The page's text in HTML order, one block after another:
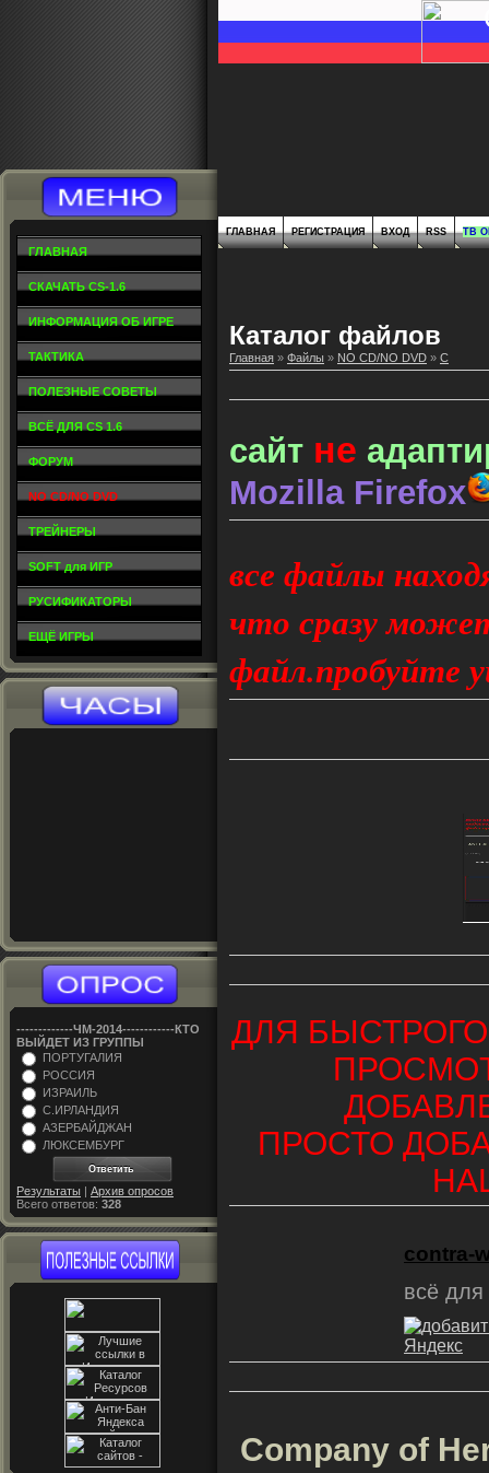
ГЛАВНАЯ
СКАЧАТЬ CS-1.6
ИНФОРМАЦИЯ ОБ ИГРЕ
ТАКТИКА
ПОЛЕЗНЫЕ СОВЕТЫ
ВСЁ ДЛЯ CS 1.6
ФОРУМ
NO CD/NO DVD
ТРЕЙНЕРЫ
SOFT для ИГР
РУСИФИКАТОРЫ
ЕЩЁ ИГРЫ
-------------ЧM-2014------------КТО
ВЫЙДЕТ ИЗ ГРУППЫ
ПОРТУГАЛИЯ
РОССИЯ
ИЗРАИЛЬ
С.ИРЛАНДИЯ
АЗЕРБАЙДЖАН
ЛЮКСЕМБУРГ
Результаты | Архив опросов
Всего ответов: 328
ГЛАВНАЯ РЕГИСТРАЦИЯ ВХОД RSS ТВ
Каталог файлов
Главная » Файлы » NO CD/NO DVD » C
сайт не
Mozilla Firefox
все файлы
что сразу
файл.пробуйте
ДЛЯ
ПРОСТО
contra-
всё для
Company of